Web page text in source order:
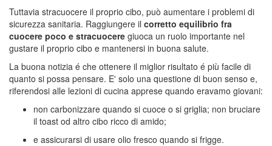
Tuttavia stracuocere il proprio cibo, può aumentare i problemi di
sicurezza sanitaria. Raggiungere il corretto equilibrio fra
cuocere poco e stracuocere giuoca un ruolo importante nel
gustare il proprio cibo e mantenersi in buona salute.
La buona notizia é che ottenere il miglior risultato é più facile di
quanto si possa pensare. E' solo una questione di buon senso e,
riferendosi alle lezioni di cucina apprese quando eravamo giovani:
non carbonizzare quando si cuoce o si griglia; non bruciare
il toast od altro cibo ricco di amido;
e assicurarsi di usare olio fresco quando si frigge.